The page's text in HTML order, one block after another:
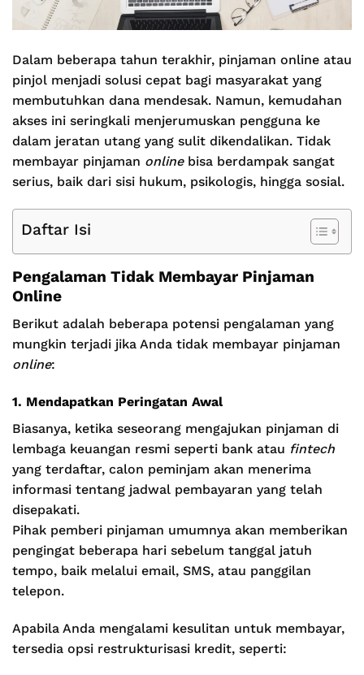
Dalam beberapa tahun terakhir, pinjaman online atau
pinjol menjadi solusi cepat bagi masyarakat yang
membutuhkan dana mendesak. Namun, kemudahan
akses ini seringkali menjerumuskan pengguna ke
dalam jeratan utang yang sulit dikendalikan. Tidak
membayar pinjaman online bisa berdampak sangat
serius, baik dari sisi hukum, psikologis, hingga sosial.
Daftar Isi
Pengalaman Tidak Membayar Pinjaman
Online
Berikut adalah beberapa potensi pengalaman yang
mungkin terjadi jika Anda tidak membayar pinjaman
online:
1. Mendapatkan Peringatan Awal
Biasanya, ketika seseorang mengajukan pinjaman di
lembaga keuangan resmi seperti bank atau fintech
yang terdaftar, calon peminjam akan menerima
informasi tentang jadwal pembayaran yang telah
disepakati.
Pihak pemberi pinjaman umumnya akan memberikan
pengingat beberapa hari sebelum tanggal jatuh
tempo, baik melalui email, SMS, atau panggilan
telepon.
Apabila Anda mengalami kesulitan untuk membayar,
tersedia opsi restrukturisasi kredit, seperti: